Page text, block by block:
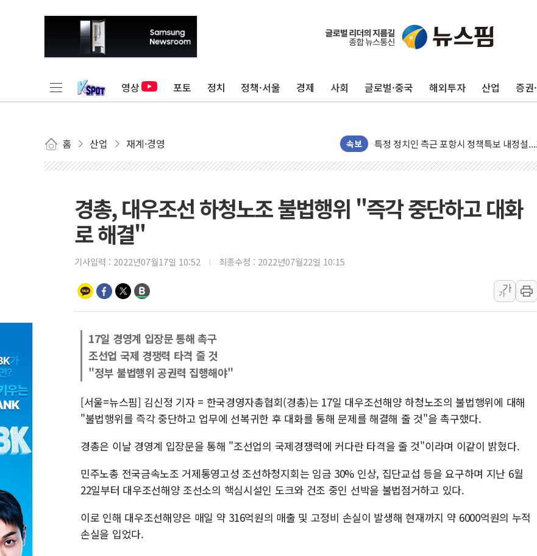
영상 포토 정치 정책·서울 경제 사회 글로벌·중국 해외투자 산업 증권
홈 산업 재계·경영 속보
[종합] 美 7월 고용 2만3000명 감소 '쇼크
보훈부, 미 DPAA와 MOU… "6·25 미군 실
李 "해남 태양광, 대한민국 다음 100년 밑
李 대통령, '6시간 마라톤 부동산 2차 회
[사진] 빈살만과 에르도안의 만남
이란와이어 "이란 최고지도자 위독…곧 사
남동발전, 해남군에 국내 최대 규모
[인도증시] 중동 불안 속 유가 상승에 소폭
황희 '폐버스 청년주택' SNS 글 역풍에 "
폭염 누그러지고 가뭄 숙지나...경북동해
사우디·튀르키예·파키스탄, '공동방위협
신길동 신축도 3.3㎡당 7250만원…써밋
용산공원·그린벨트로 또 충돌…반복되는
[AI 부동산 투데이] 특공 전략도 '극과 극
[코인시황] 비트코인 6만4000달러대 횡
경총, 대우조선 하청노조 불법행위 "즉각 중단하고 대화
로 해결"
기사입력 : 2022년07월17일 10:52 최종수정 : 2022년07월22일 10:15
가
가
17일 경영계 입장문 통해 촉구
조선업 국제 경쟁력 타격 줄 것
"정부 불법행위 공권력 집행해야"
[서울=뉴스핌] 김신정 기자 = 한국경영자총협회(경총)는 17일 대우조선해양 하청노조의 불법행위에 대해
"불법행위를 즉각 중단하고 업무에 선복귀한 후 대화를 통해 문제를 해결해 줄 것"을 촉구했다.
경총은 이날 경영계 입장문을 통해 "조선업의 국제경쟁력에 커다란 타격을 줄 것"이라며 이같이 밝혔다.
민주노총 전국금속노조 거제통영고성 조선하청지회는 임금 30% 인상, 집단교섭 등을 요구하며 지난 6월
22일부터 대우조선해양 조선소의 핵심시설인 도크와 건조 중인 선박을 불법점거하고 있다.
이로 인해 대우조선해양은 매일 약 316억원의 매출 및 고정비 손실이 발생해 현재까지 약 6000억원의 누적
손실을 입었다.